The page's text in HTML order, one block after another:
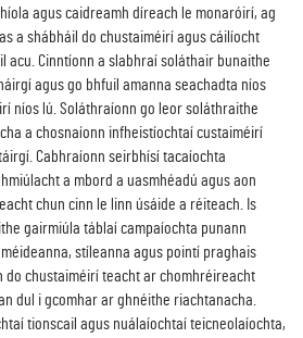
agus caidreamh díreach le monaróirí, ag
a shábháil do chustaiméirí agus cáilíocht
acu. Cinntíonn a slabhraí soláthair bunaithe
agus go bhfuil amanna seachadta níos
níos lú. Soláthraíonn go leor soláthraithe
a chosnaíonn infheistíochtaí custaiméirí
Cabhraíonn seirbhísí tacaíochta
a mbord a uasmhéadú agus aon
chun cinn le linn úsáide a réiteach. Is
gairmiúla táblaí campaíochta punann
stíleanna agus pointí praghais
do chustaiméirí teacht ar chomhréireacht
dul i gcomhar ar ghnéithe riachtanacha.
tionscail agus nuálaíochtaí teicneolaíochta,